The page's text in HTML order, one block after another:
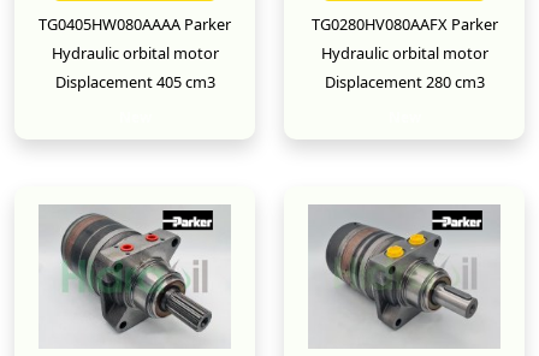
TG0405HW080AAAA Parker
Hydraulic orbital motor
Displacement 405 cm3
TG0280HV080AAFX Parker
Hydraulic orbital motor
Displacement 280 cm3